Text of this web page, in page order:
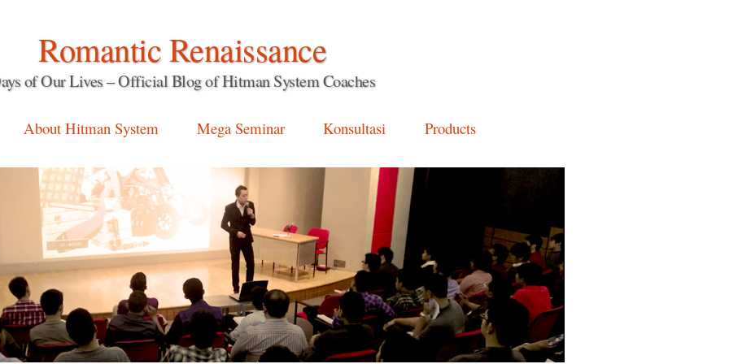
Romantic Renaissance
of Our Lives – Official Blog of Hitman System Coaches
About Hitman System Mega Seminar Konsultasi Products